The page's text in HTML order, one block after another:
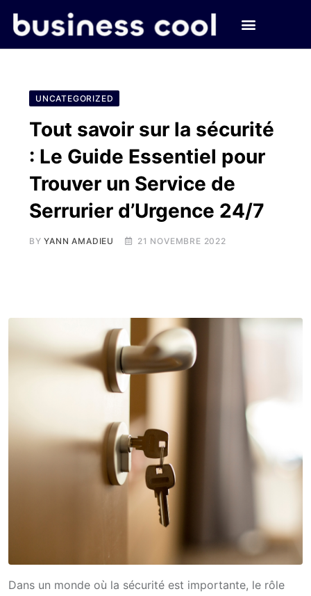
UNCATEGORIZED
Tout savoir sur la sécurité
: Le Guide Essentiel pour
Trouver un Service de
Serrurier d’Urgence 24/7
BYYANN AMADIEU 21 NOVEMBRE 2022
Dans un monde où la sécurité est importante, le rôle